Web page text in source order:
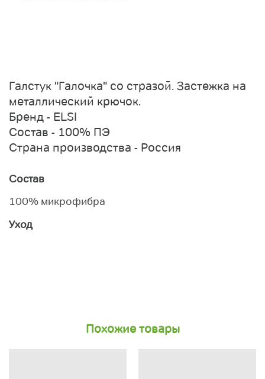
Галстук "Галочка" со стразой. Застежка на
металлический крючок.
Бренд - ELSI
Состав - 100% ПЭ
Страна производства - Россия
Состав
100% микрофибра
Уход
Похожие товары